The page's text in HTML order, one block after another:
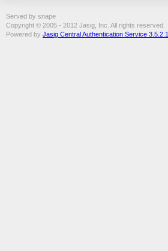
Served by snape
Copyright © 2005 - 2012 Jasig, Inc. All rights reserved.
Powered by Jasig Central Authentication Service 3.5.2.1